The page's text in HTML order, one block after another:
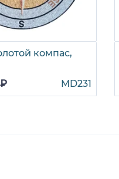
компас,
MD231